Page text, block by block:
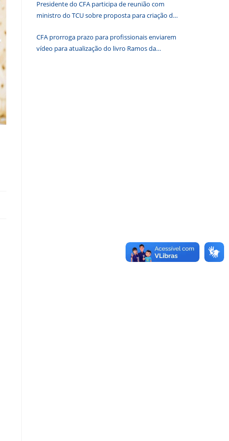
Presidente do CFA participa de reunião com
ministro do TCU sobre proposta para criação de
CFA prorroga prazo para profissionais enviarem
vídeo para atualização do livro Ramos da